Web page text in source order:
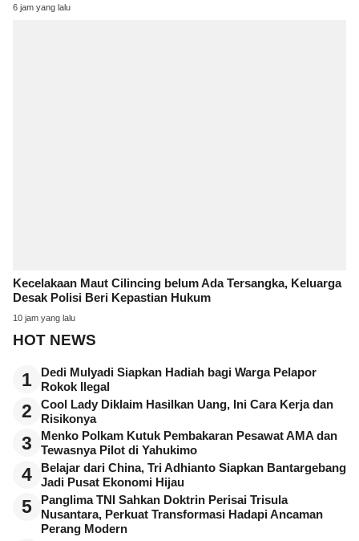
6 jam yang lalu
Kecelakaan Maut Cilincing belum Ada Tersangka, Keluarga
Desak Polisi Beri Kepastian Hukum
10 jam yang lalu
HOT NEWS
1
Dedi Mulyadi Siapkan Hadiah bagi Warga Pelapor
Rokok Ilegal
2
Cool Lady Diklaim Hasilkan Uang, Ini Cara Kerja dan
Risikonya
3
Menko Polkam Kutuk Pembakaran Pesawat AMA dan
Tewasnya Pilot di Yahukimo
4
Belajar dari China, Tri Adhianto Siapkan Bantargebang
Jadi Pusat Ekonomi Hijau
5
Panglima TNI Sahkan Doktrin Perisai Trisula
Nusantara, Perkuat Transformasi Hadapi Ancaman
Perang Modern